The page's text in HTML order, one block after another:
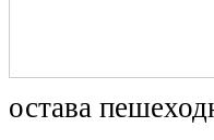
остава